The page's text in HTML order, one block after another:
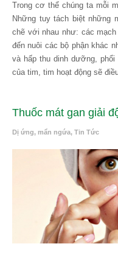
Trong cơ thể chúng ta mỗi
Những tuy tách biệt những
chẽ với nhau như: các
đến nuôi các bộ phận khác
và hấp thu dinh dưỡng,
của tim, tim hoạt động sẽ
Thuốc mát gan giải
Dị ứng, mẩn ngứa, Tin Tức